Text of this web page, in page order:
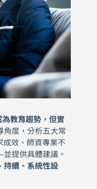
為教育趨勢，但實
角度，分析五大常
效、師資專業不
提供具體建議。
持續、系統性設